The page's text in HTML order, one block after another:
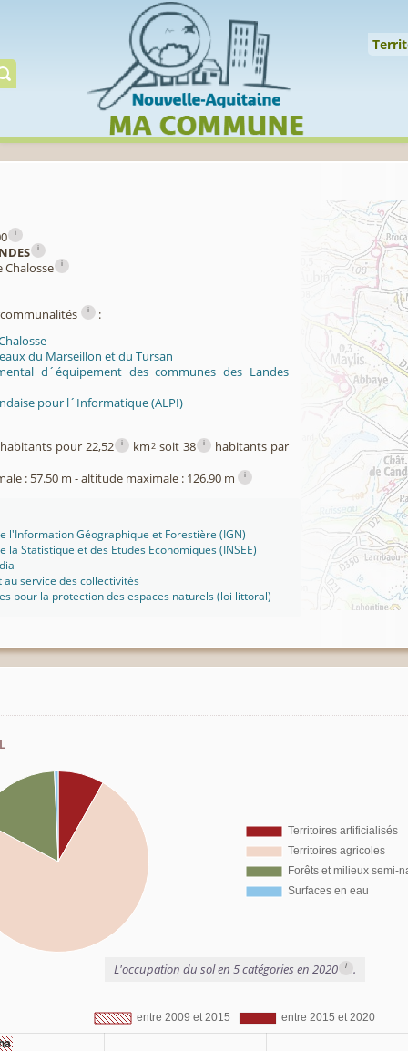
Gérer préserver
i
i
Chalosse i
i
:
du Marseillon et du Tursan
d´équipement des communes des Landes
pour l´Informatique (ALPI)
pour 22,52 i km2 soit 38 i habitants par
: 57.50 m - altitude maximale : 126.90 m i
l'Information Géographique et Forestière (IGN)
la Statistique et des Etudes Economiques (INSEE)
au service des collectivités
pour la protection des espaces naturels (loi littoral)
L'occupation du sol en 5 catégories en 2020 i .
Cookies management panel